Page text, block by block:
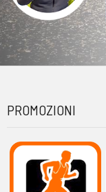
PROMOZIONI